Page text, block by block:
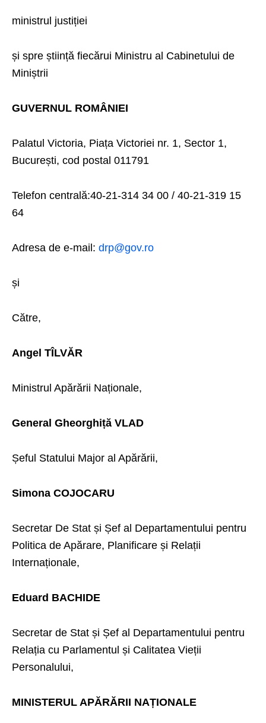
ministrul justiției
și spre știință fiecărui Ministru al Cabinetului de
Miniștrii
GUVERNUL ROMÂNIEI
Palatul Victoria, Piața Victoriei nr. 1, Sector 1,
București, cod postal 011791
Telefon centrală:40-21-314 34 00 / 40-21-319 15
64
Adresa de e-mail: drp@gov.ro
și
Către,
Angel TÎLVĂR
Ministrul Apărării Naționale,
General Gheorghiță VLAD
Șeful Statului Major al Apărării,
Simona COJOCARU
Secretar De Stat și Șef al Departamentului pentru
Politica de Apărare, Planificare și Relații
Internaționale,
Eduard BACHIDE
Secretar de Stat și Șef al Departamentului pentru
Relația cu Parlamentul și Calitatea Vieții
Personalului,
MINISTERUL APĂRĂRII NAȚIONALE